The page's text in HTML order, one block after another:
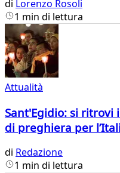
di Lorenzo Rosoli
1 min di lettura
Attualità
Sant'Egidio: si ritrovi
di preghiera per
di Redazione
1 min di lettura